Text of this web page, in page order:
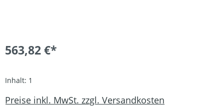
563,82 €*
Inhalt: 1
Preise inkl. MwSt. zzgl. Versandkosten